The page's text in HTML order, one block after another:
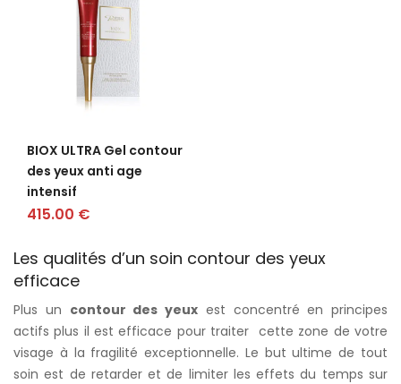
BIOX ULTRA Gel contour
des yeux anti age
intensif
415.00 €
Les qualités d’un soin contour des yeux
efficace
Plus un contour des yeux est concentré en principes
actifs plus il est efficace pour traiter cette zone de votre
visage à la fragilité exceptionnelle. Le but ultime de tout
soin est de retarder et de limiter les effets du temps sur